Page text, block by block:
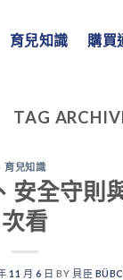
育兒知識 購買
TAG
育兒知識
安全守則
次看
11 月 6 日 BY 貝臣